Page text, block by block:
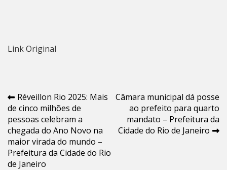
Link Original
Navegação
de
Post
Réveillon Rio 2025: Mais
de cinco milhões de
pessoas celebram a
chegada do Ano Novo na
maior virada do mundo –
Prefeitura da Cidade do Rio
de Janeiro
Câmara municipal dá posse
ao prefeito para quarto
mandato – Prefeitura da
Cidade do Rio de Janeiro